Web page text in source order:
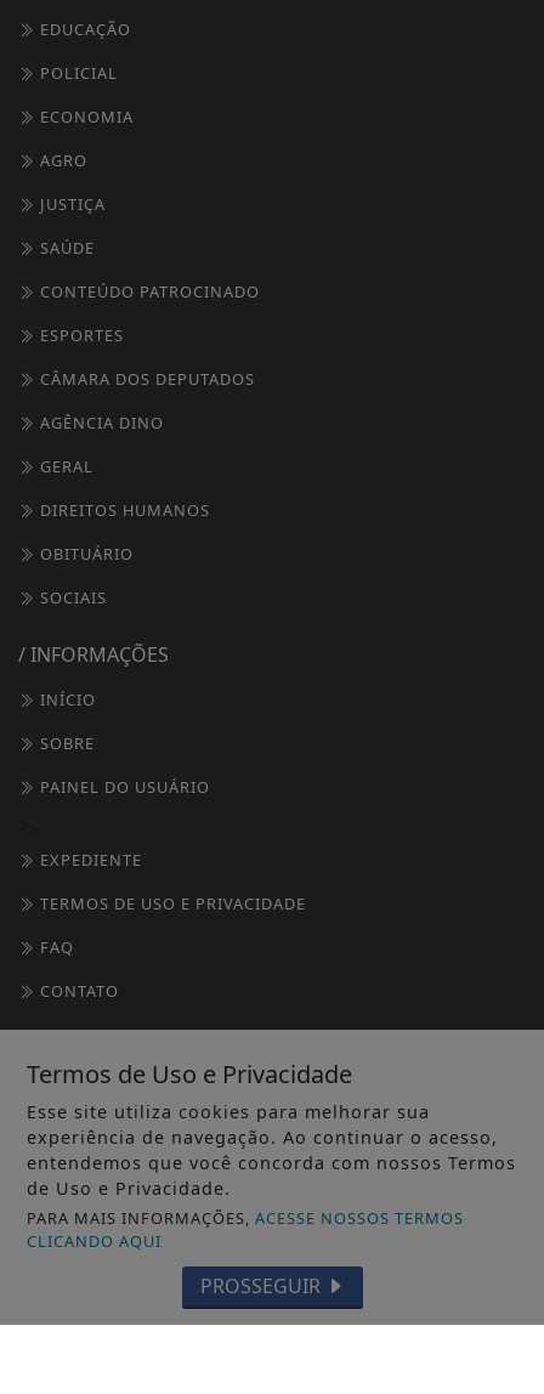
EDUCAÇÃO
POLICIAL
ECONOMIA
AGRO
JUSTIÇA
SAÚDE
CONTEÚDO PATROCINADO
ESPORTES
CÂMARA DOS DEPUTADOS
AGÊNCIA DINO
GERAL
DIREITOS HUMANOS
OBITUÁRIO
SOCIAIS
/ INFORMAÇÕES
INÍCIO
SOBRE
PAINEL DO USUÁRIO
EXPEDIENTE
TERMOS DE USO E PRIVACIDADE
FAQ
CONTATO
SEU SITE - TODOS OS DIREITOS RESERVADOS.
Termos de Uso e Privacidade
Esse site utiliza cookies para melhorar sua
experiência de navegação. Ao continuar o acesso,
entendemos que você concorda com nossos Termos
de Uso e Privacidade.
PARA MAIS INFORMAÇÕES,ACESSE NOSSOS TERMOS
CLICANDO AQUI
PROSSEGUIR